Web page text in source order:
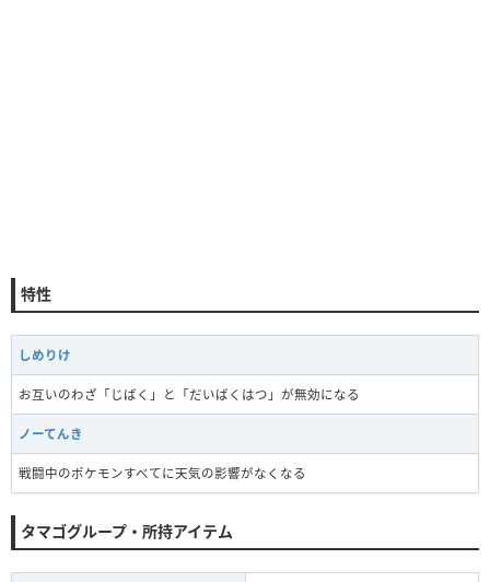
特性
しめりけ
お互いのわざ「じばく」と「だいばくはつ」が無効になる
ノーてんき
戦闘中のポケモンすべてに天気の影響がなくなる
タマゴグループ・所持アイテム